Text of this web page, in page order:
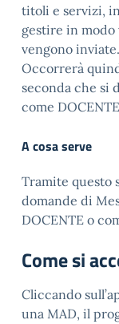
titoli e servizi,
gestire in
vengono inviate.
Occorrerà
seconda che si
come
A cosa serve
Tramite questo
domande di
DOCENTE o
Come si
Cliccando
una MAD, il